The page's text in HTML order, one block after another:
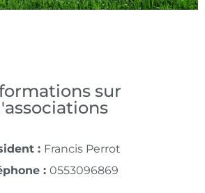
sur
: Francis Perrot
: 0553096869